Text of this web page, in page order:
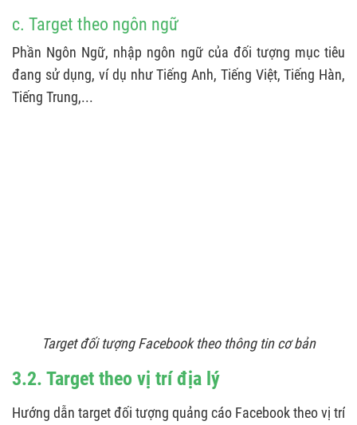
c. Target theo ngôn ngữ
Phần Ngôn Ngữ, nhập ngôn ngữ của đối tượng mục tiêu
đang sử dụng, ví dụ như Tiếng Anh, Tiếng Việt, Tiếng Hàn,
Tiếng Trung,...
Target đối tượng Facebook theo thông tin cơ bản
3.2. Target theo vị trí địa lý
Hướng dẫn target đối tượng quảng cáo Facebook theo vị trí